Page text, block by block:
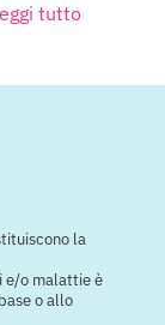
tutto
la
e/o malattie è
o allo